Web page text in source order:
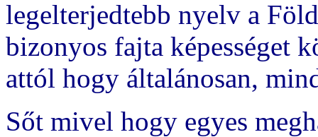
legelterjedtebb nyelv a
bizonyos fajta képességet
attól hogy általánosan,
Sőt mivel hogy egyes